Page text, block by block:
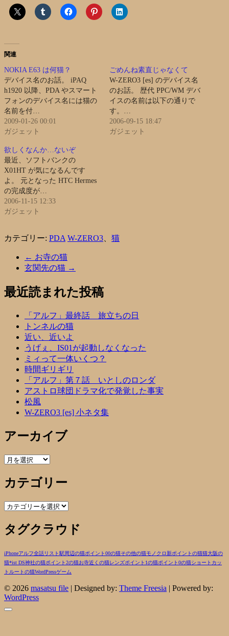
関連
NOKIA E63 は何猫？
デバイス名のお話。 iPAQ
h1920 以降、PDA やスマート
フォンのデバイス名には猫の
名前を付…
2009-01-26 00:01
ガジェット
ごめんね素直じゃなくて
W-ZERO3 [es] のデバイス名
のお話。 歴代 PPC/WM デバ
イスの名前は以下の通りで
す。…
2006-09-15 18:47
ガジェット
欲しくなんか…ないぞ
最近、ソフトバンクの
X01HT が気になるんです
よ。 元となった HTC Hermes
の完成度が…
2006-11-15 12:33
ガジェット
カテゴリー: PDA W-ZERO3 猫
← お寺の猫
玄関先の猫 →
最近読まれた投稿
「アルフ」最終話 旅立ちの日
トンネルの猫
近い、近いよ
うげぇ、IS01が起動しなくなった
ミィって一体いくつ？
時間ギリギリ
「アルフ」第７話 いとしのロンダ
アストロ球団ドラマ化で発覚した事実
松風
W-ZERO3 [es] 小ネタ集
アーカイブ
ア
カ
イ
ブ
カテゴリー
カ
ゴ
リ
タグクラウド
iPhoneアルフ全話リスト駅周辺の猫ポイント00の猫その他の猫モノクロ新ポイントの猫猫大阪の
猫*ist DS神社の猫ポイント2の猫お寺近くの猫レンズポイント1の猫ポイント0の猫ショートカッ
トルートの猫WordPressゲーム
© 2026 masatsu file | Designed by: Theme Freesia | Powered by:
WordPress